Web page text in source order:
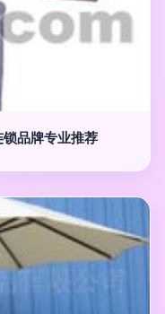
品牌专业推荐